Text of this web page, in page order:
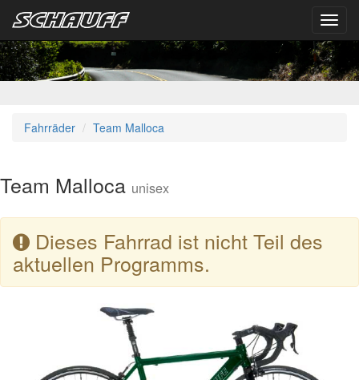
Fahrräder Team Malloca
Team Malloca unisex
Dieses Fahrrad ist nicht Teil des
aktuellen Programms.